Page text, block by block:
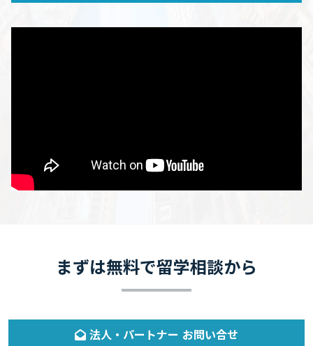
まずは無料で留学相談から
法人・パートナー お問い合せ